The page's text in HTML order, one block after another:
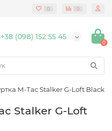
0 0
+38 (098) 152 55 45
0
M-Tac Stalker G-Loft Black
Stalker G-Loft